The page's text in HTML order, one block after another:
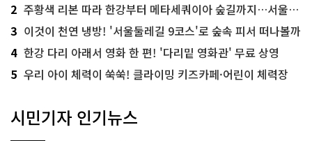
2 주황색 리본 따라 한강부터 메타세쿼이아 숲길까지…서울둘레길 15코스
3 이것이 천연 냉방! '서울둘레길 9코스'로 숲속 피서 떠나볼까
4 한강 다리 아래서 영화 한 편! '다리밑 영화관' 무료 상영
5 우리 아이 체력이 쑥쑥! 클라이밍 키즈카페·어린이 체력장
시민기자 인기뉴스